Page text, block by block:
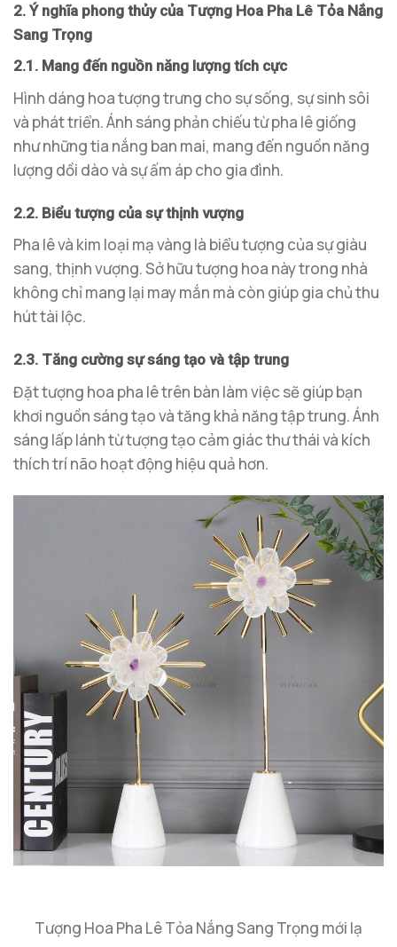
2. Ý nghĩa phong thủy của Tượng Hoa Pha Lê Tỏa Nắng
Sang Trọng
2.1. Mang đến nguồn năng lượng tích cực
Hình dáng hoa tượng trưng cho sự sống, sự sinh sôi
và phát triển. Ánh sáng phản chiếu từ pha lê giống
như những tia nắng ban mai, mang đến nguồn năng
lượng dồi dào và sự ấm áp cho gia đình.
2.2. Biểu tượng của sự thịnh vượng
Pha lê và kim loại mạ vàng là biểu tượng của sự giàu
sang, thịnh vượng. Sở hữu tượng hoa này trong nhà
không chỉ mang lại may mắn mà còn giúp gia chủ thu
hút tài lộc.
2.3. Tăng cường sự sáng tạo và tập trung
Đặt tượng hoa pha lê trên bàn làm việc sẽ giúp bạn
khơi nguồn sáng tạo và tăng khả năng tập trung. Ánh
sáng lấp lánh từ tượng tạo cảm giác thư thái và kích
thích trí não hoạt động hiệu quả hơn.
Tượng Hoa Pha Lê Tỏa Nắng Sang Trọng mới lạ